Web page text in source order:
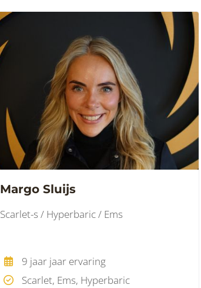
Margo Sluijs
Scarlet-s / Hyperbaric / Ems
9 jaar jaar ervaring
Scarlet, Ems, Hyperbaric